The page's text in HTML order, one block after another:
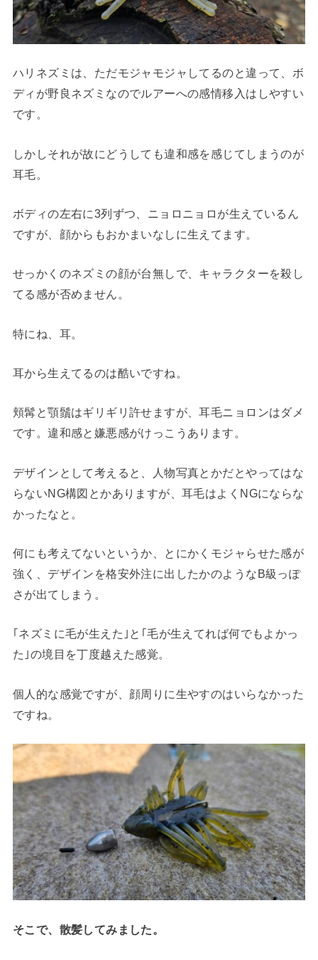
ハリネズミは、ただモジャモジャしてるのと違って、ボ
ディが野良ネズミなのでルアーへの感情移入はしやすい
です。
しかしそれが故にどうしても違和感を感じてしまうのが
耳毛。
ボディの左右に3列ずつ、ニョロニョロが生えているん
ですが、顔からもおかまいなしに生えてます。
せっかくのネズミの顔が台無しで、キャラクターを殺し
てる感が否めません。
特にね、耳。
耳から生えてるのは酷いですね。
頬髯と顎鬚はギリギリ許せますが、耳毛ニョロンはダメ
です。違和感と嫌悪感がけっこうあります。
デザインとして考えると、人物写真とかだとやってはな
らないNG構図とかありますが、耳毛はよくNGにならな
かったなと。
何にも考えてないというか、とにかくモジャらせた感が
強く、デザインを格安外注に出したかのようなB級っぽ
さが出てしまう。
｢ネズミに毛が生えた｣と｢毛が生えてれば何でもよかっ
た｣の境目を丁度越えた感覚。
個人的な感覚ですが、顔周りに生やすのはいらなかった
ですね。
そこで、散髪してみました。